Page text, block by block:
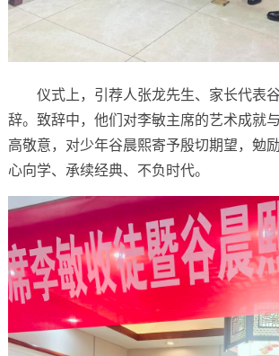
仪式上，引荐人张龙先生、家长代表
辞。致辞中，他们对李敏主席的艺术成就
高敬意，对少年谷晨熙寄予殷切期望，勉
心向学、承续经典、不负时代。